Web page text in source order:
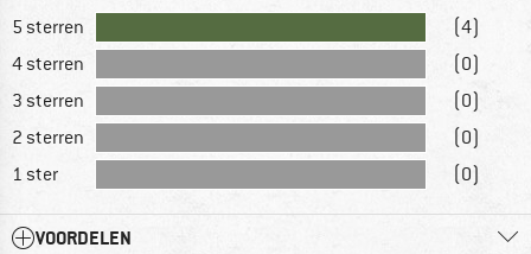
5 sterren
(4)
4 sterren
(0)
3 sterren
(0)
2 sterren
(0)
1 ster
(0)
VOORDELEN